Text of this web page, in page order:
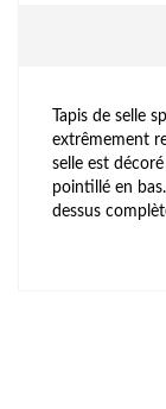
Tapis de selle
extrêmement
selle est
pointillé en
dessus